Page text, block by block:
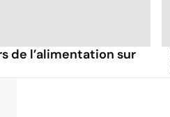
de l’alimentation sur